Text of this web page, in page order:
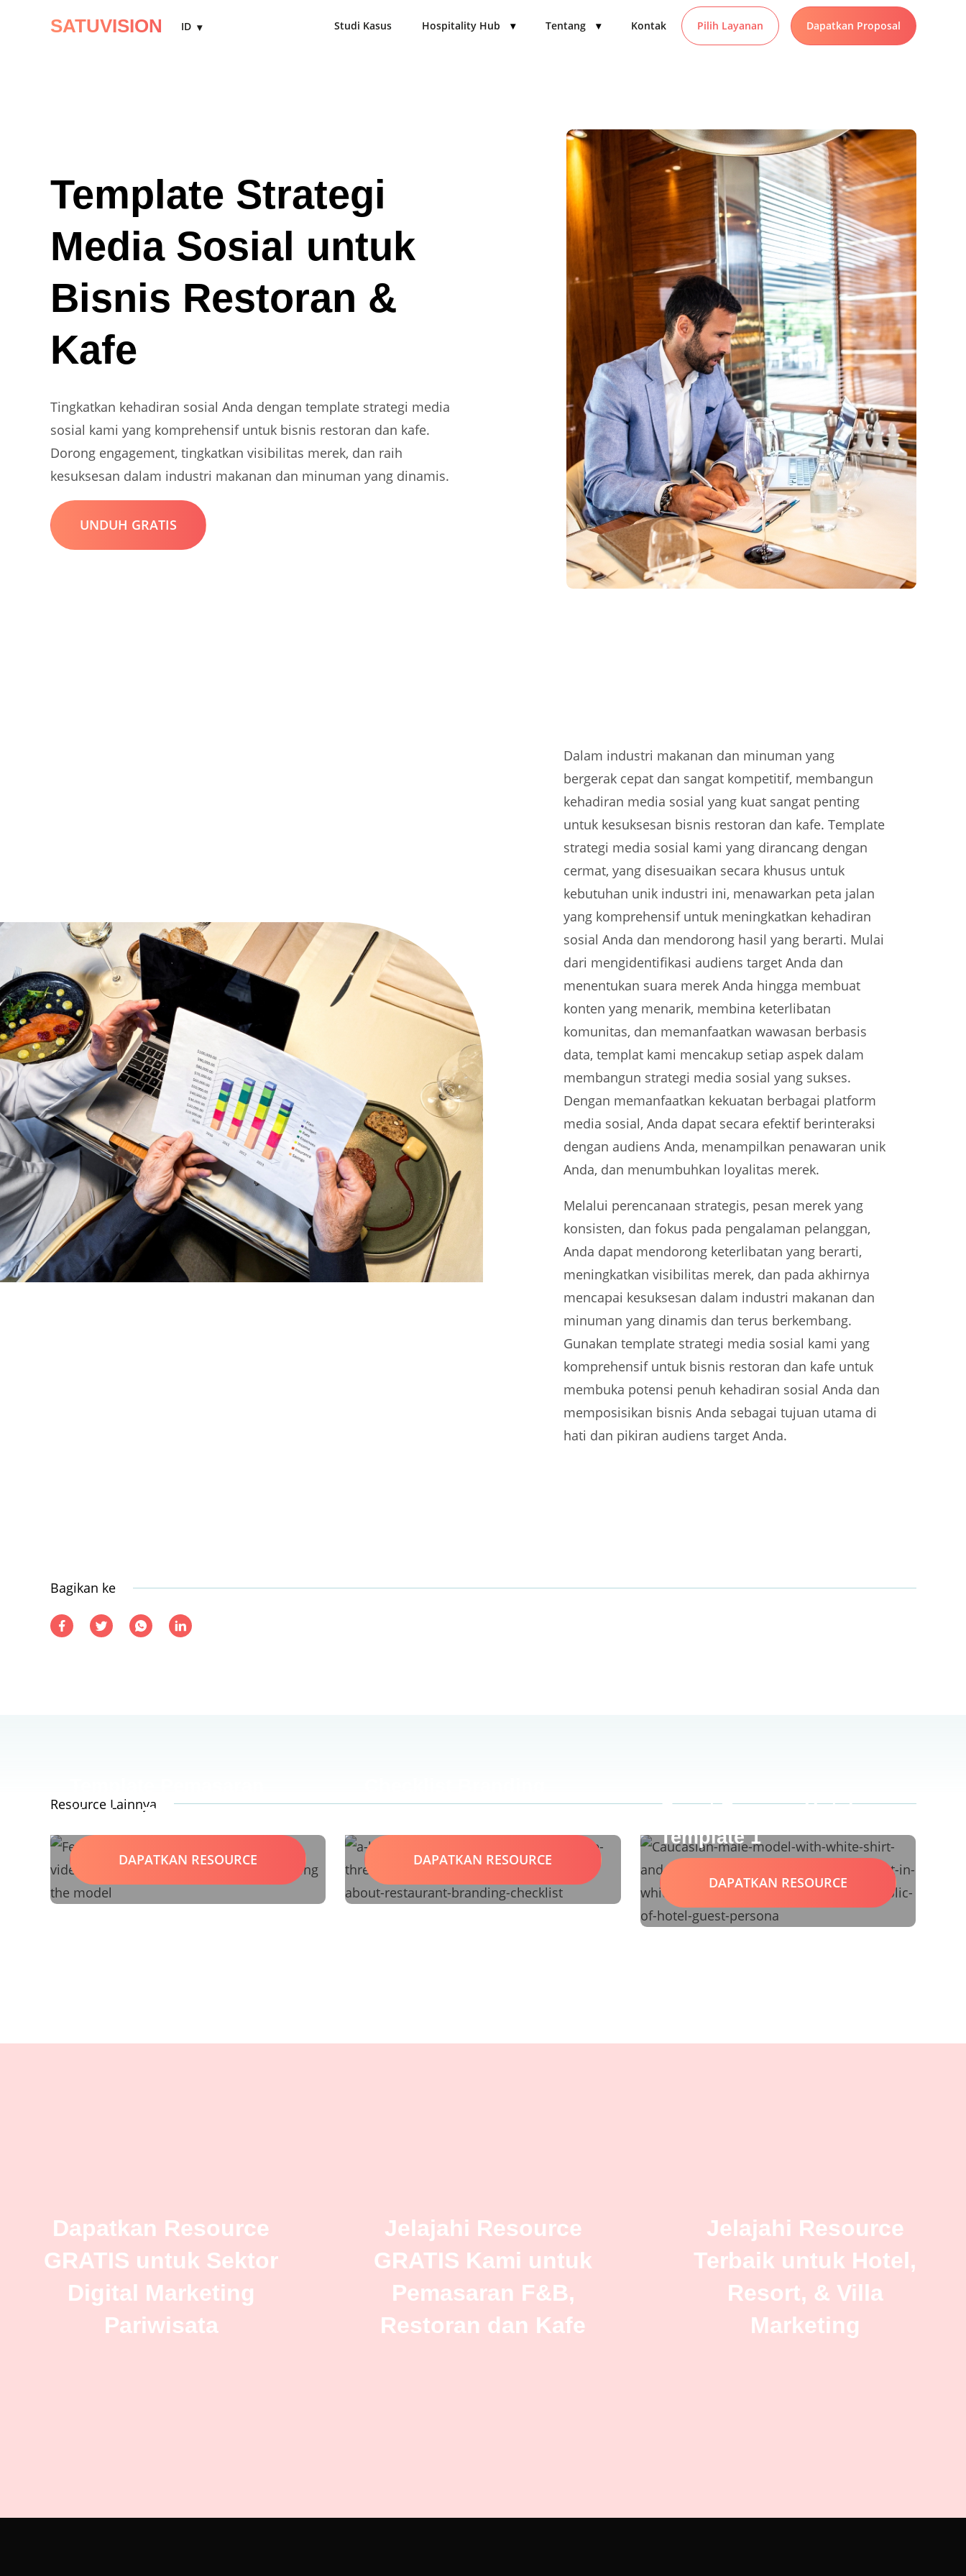
SATUVISION ID Studi Kasus Hospitality Hub ▾ Tentang ▾ Kontak Pilih Layanan Dapatkan Proposal
Template Strategi
Media Sosial untuk
Bisnis Restoran &
Kafe
Tingkatkan kehadiran sosial Anda dengan template strategi media
sosial kami yang komprehensif untuk bisnis restoran dan kafe.
Dorong engagement, tingkatkan visibilitas merek, dan raih
kesuksesan dalam industri makanan dan minuman yang dinamis.
UNDUH GRATIS
Dalam industri makanan dan minuman yang
bergerak cepat dan sangat kompetitif, membangun
kehadiran media sosial yang kuat sangat penting
untuk kesuksesan bisnis restoran dan kafe. Template
strategi media sosial kami yang dirancang dengan
cermat, yang disesuaikan secara khusus untuk
kebutuhan unik industri ini, menawarkan peta jalan
yang komprehensif untuk meningkatkan kehadiran
sosial Anda dan mendorong hasil yang berarti. Mulai
dari mengidentifikasi audiens target Anda dan
menentukan suara merek Anda hingga membuat
konten yang menarik, membina keterlibatan
komunitas, dan memanfaatkan wawasan berbasis
data, templat kami mencakup setiap aspek dalam
membangun strategi media sosial yang sukses.
Dengan memanfaatkan kekuatan berbagai platform
media sosial, Anda dapat secara efektif berinteraksi
dengan audiens Anda, menampilkan penawaran unik
Anda, dan menumbuhkan loyalitas merek.
Melalui perencanaan strategis, pesan merek yang
konsisten, dan fokus pada pengalaman pelanggan,
Anda dapat mendorong keterlibatan yang berarti,
meningkatkan visibilitas merek, dan pada akhirnya
mencapai kesuksesan dalam industri makanan dan
minuman yang dinamis dan terus berkembang.
Gunakan template strategi media sosial kami yang
komprehensif untuk bisnis restoran dan kafe untuk
membuka potensi penuh kehadiran sosial Anda dan
memposisikan bisnis Anda sebagai tujuan utama di
hati dan pikiran audiens target Anda.
Bagikan ke
Resource Lainnya
Konten Bisnis Hotel
DAPATKAN RESOURCE DAPATKAN RESOURCE
Guest Persona Hotel –
Template 1
DAPATKAN RESOURCE
Dapatkan Resource
GRATIS untuk Sektor
Digital Marketing
Pariwisata
Jelajahi Resource
GRATIS Kami untuk
Pemasaran F&B,
Restoran dan Kafe
Jelajahi Resource
Terbaik untuk Hotel,
Resort, & Villa
Marketing